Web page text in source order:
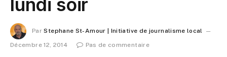
lundi soir
Par Stephane St-Amour | Initiative de journalisme local
Décembre 12, 2014
Pas de commentaire